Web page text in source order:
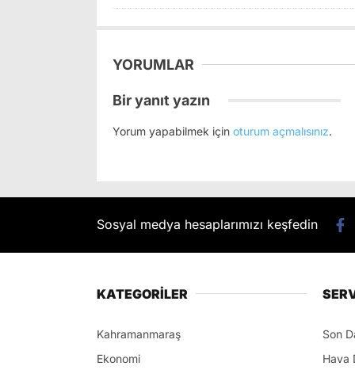
YORUMLAR
Bir yanıt yazın
Yorum yapabilmek için oturum açmalısınız.
Sosyal medya hesaplarımızı keşfedin
KATEGORİLER
Kahramanmaraş
Ekonomi
Son
Hava